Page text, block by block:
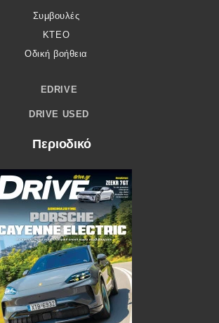
Συμβουλές
ΚΤΕΟ
Οδική βοήθεια
EDRIVE
DRIVE USED
Περιοδικό